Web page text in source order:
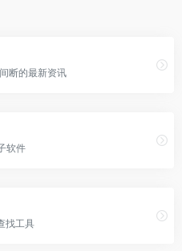
断的最新资讯
软件
找工具